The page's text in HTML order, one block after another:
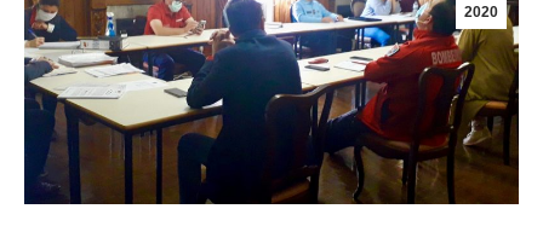
2020